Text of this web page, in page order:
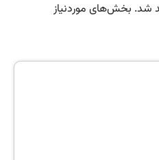
شد. بخش‌های موردنیاز